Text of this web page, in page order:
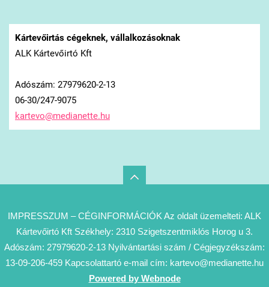
Kártevőirtás cégeknek, vállalkozásoknak
ALK Kártevőirtó Kft
Adószám: 27979620-2-13
06-30/247-9075
kartevo@medianette.hu
IMPRESSZUM – CÉGINFORMÁCIÓK Az oldalt üzemelteti: ALK
Kártevőirtó Kft Székhely: 2310 Szigetszentmiklós Horog u 3.
Adószám: 27979620-2-13 Nyilvántartási szám / Cégjegyzékszám:
13-09-206-459 Kapcsolattartó e-mail cím: kartevo@medianette.hu
Powered by Webnode